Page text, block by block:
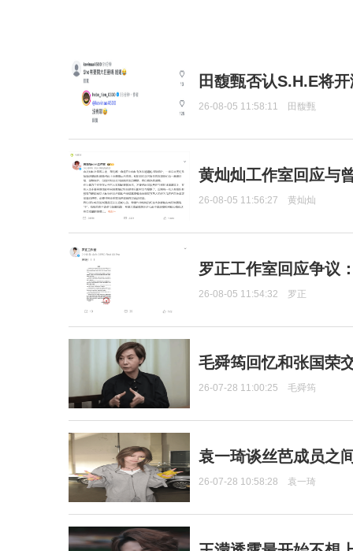
田馥甄否认S.H.E将
26-08-05 11:58:11 田馥甄
黄灿灿工作室回应与
26-08-05 11:56:27 黄灿灿
罗正工作室回应争议
26-08-05 11:54:32 罗正
毛舜筠回忆和张国荣
26-07-28 11:00:25 毛舜筠
袁一琦谈丝芭成员之
26-07-28 10:58:28 袁一琦